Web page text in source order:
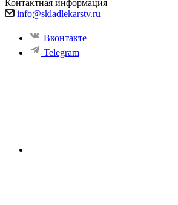
Контактная информация
info@skladlekarstv.ru
Вконтакте
Telegram